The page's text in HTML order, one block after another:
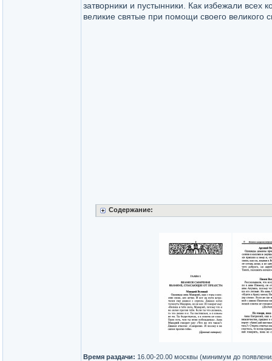
затворники и пустынники. Как избежали всех
великие святые при помощи своего великого
Содержание:
Время раздачи: 16.00-20.00 москвы (минимум до